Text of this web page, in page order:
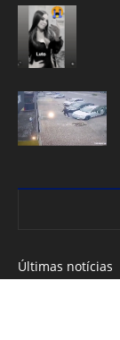
Últimas notícias